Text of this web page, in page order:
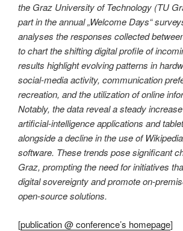
the Graz University of Technology (TU
part in the annual „Welcome Days“
analyses the responses collected
to chart the shifting digital profile of
results highlight evolving patterns in
social-media activity, communication
recreation, and the utilization of online
Notably, the data reveal a steady
artificial-intelligence applications and
alongside a decline in the use of
software. These trends pose significant
Graz, prompting the need for initiatives
digital sovereignty and promote on-
open-source solutions.
[publication @ conference’s homepage]